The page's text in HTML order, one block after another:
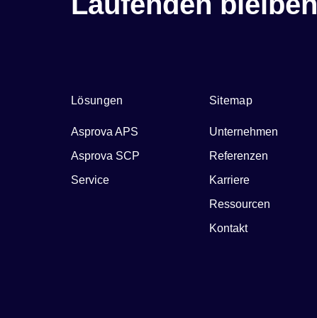
Lösungen
Asprova APS
Asprova SCP
Service
Sitemap
Unternehmen
Referenzen
Karriere
Ressourcen
Kontakt